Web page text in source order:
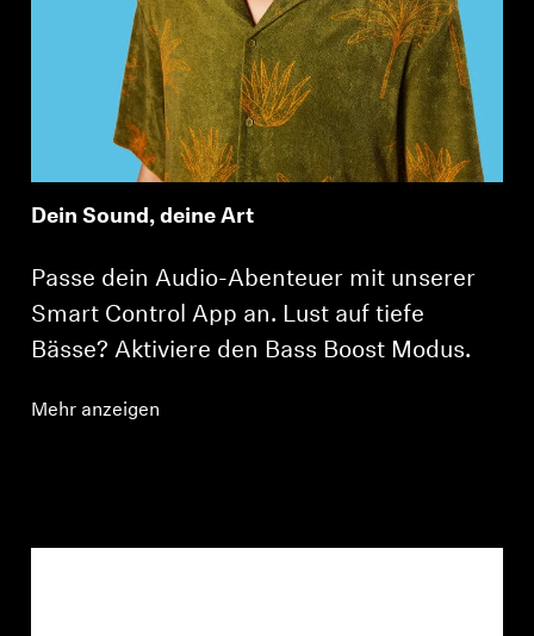
Dein Sound, deine Art
Passe dein Audio-Abenteuer mit unserer
Smart Control App an. Lust auf tiefe
Bässe? Aktiviere den Bass Boost Modus.
Mehr anzeigen